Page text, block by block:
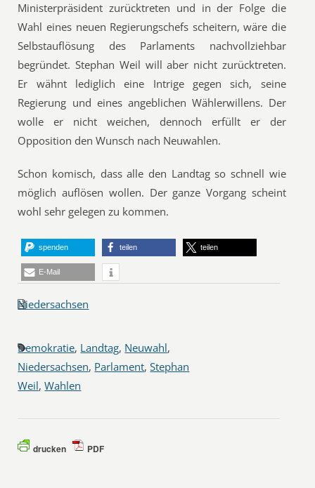
Ministerpräsident zurücktreten und in der Folge die
Wahl eines neuen Regierungschefs scheitern, wäre die
Selbstauflösung des Parlaments nachvollziehbar
begründet. Stephan Weil will aber nicht zurücktreten.
Er wähnt lediglich eine Intrige gegen sich, seine
Regierung und eines angeblichen Wählerwillens. Der
wolle er nicht weichen, dennoch erfüllt er der
Opposition den Wunsch nach Neuwahlen.
Schon komisch, dass alle den Landtag so schnell wie
möglich auflösen wollen. Der ganze Vorgang scheint
wohl sehr gelegen zu kommen.
spenden teilen teilen
E-Mail
Niedersachsen
Demokratie, Landtag, Neuwahl,
Niedersachsen, Parlament,Stephan
Weil,Wahlen
drucken PDF